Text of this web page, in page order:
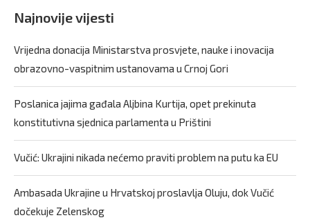
Najnovije vijesti
Vrijedna donacija Ministarstva prosvjete, nauke i inovacija
obrazovno-vaspitnim ustanovama u Crnoj Gori
Poslanica jajima gađala Aljbina Kurtija, opet prekinuta
konstitutivna sjednica parlamenta u Prištini
Vučić: Ukrajini nikada nećemo praviti problem na putu ka EU
Ambasada Ukrajine u Hrvatskoj proslavlja Oluju, dok Vučić
dočekuje Zelenskog